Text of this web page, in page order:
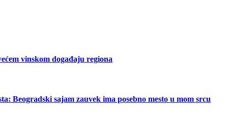
vinskom događaju regiona
Beogradski sajam zauvek ima posebno mesto u mom srcu